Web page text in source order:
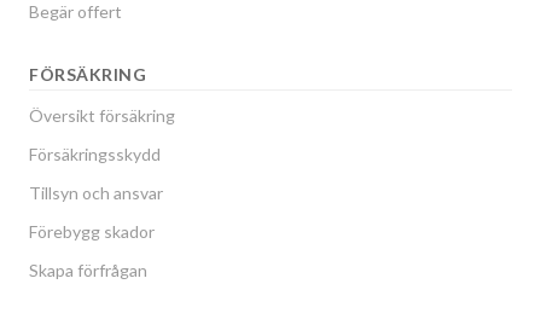
Begär offert
FÖRSÄKRING
Översikt försäkring
Försäkringsskydd
Tillsyn och ansvar
Förebygg skador
Skapa förfrågan